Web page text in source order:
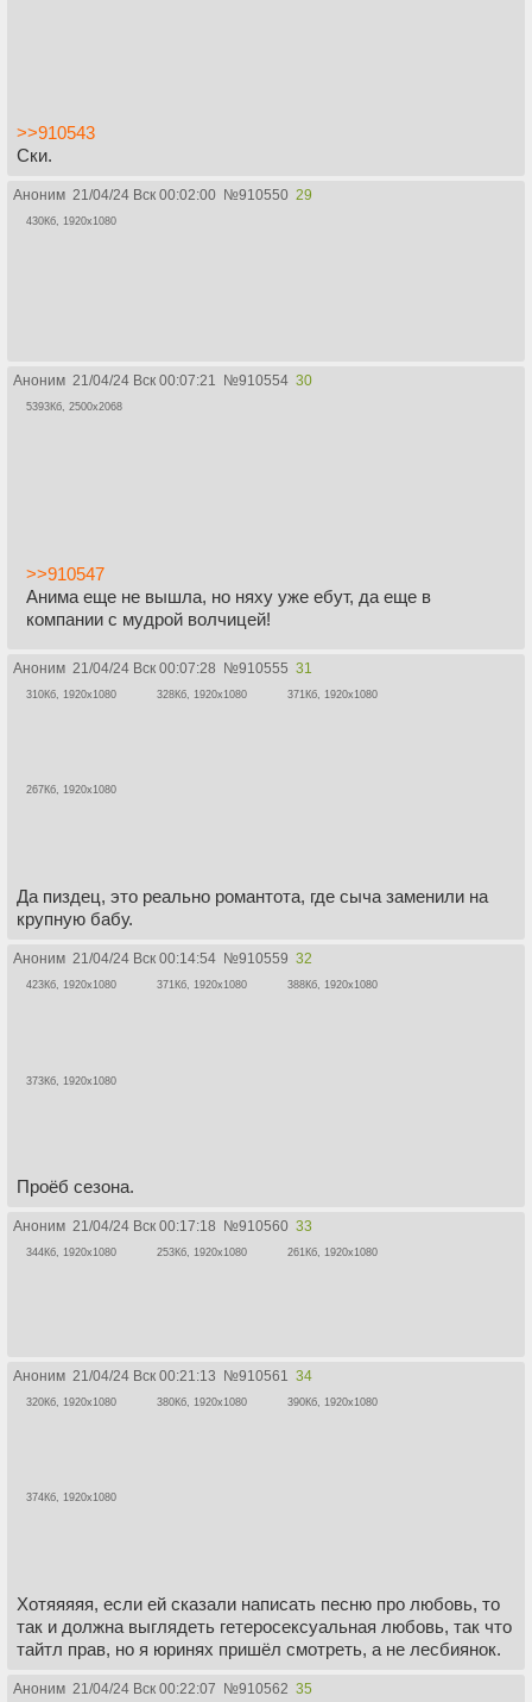
>>910543
Ски.
Аноним 21/04/24 Вск 00:02:00 №910550 29
430Кб, 1920x1080
Аноним 21/04/24 Вск 00:07:21 №910554 30
5393Кб, 2500x2068
>>910547
Анима еще не вышла, но няху уже ебут, да еще в
компании с мудрой волчицей!
Аноним 21/04/24 Вск 00:07:28 №910555 31
310Кб, 1920x1080 328Кб, 1920x1080 371Кб, 1920x1080
267Кб, 1920x1080
Да пиздец, это реально романтота, где сыча заменили на
крупную бабу.
Аноним 21/04/24 Вск 00:14:54 №910559 32
423Кб, 1920x1080 371Кб, 1920x1080 388Кб, 1920x1080
373Кб, 1920x1080
Проёб сезона.
Аноним 21/04/24 Вск 00:17:18 №910560 33
344Кб, 1920x1080 253Кб, 1920x1080 261Кб, 1920x1080
Аноним 21/04/24 Вск 00:21:13 №910561 34
320Кб, 1920x1080 380Кб, 1920x1080 390Кб, 1920x1080
374Кб, 1920x1080
Хотяяяяя, если ей сказали написать песню про любовь, то
так и должна выглядеть гетеросексуальная любовь, так что
тайтл прав, но я юринях пришёл смотреть, а не лесбиянок.
Аноним 21/04/24 Вск 00:22:07 №910562 35